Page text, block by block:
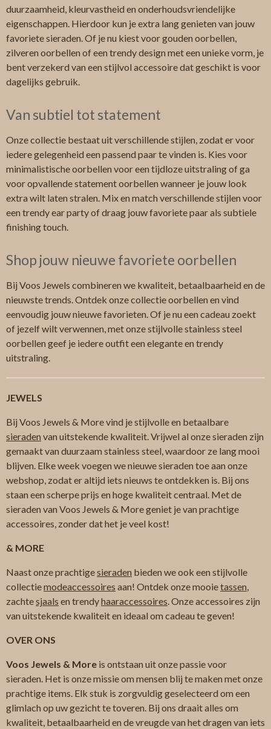
duurzaamheid, kleurvastheid en onderhoudsvriendelijke
eigenschappen. Hierdoor kun je extra lang genieten van jouw
favoriete sieraden. Of je nu kiest voor gouden oorbellen,
zilveren oorbellen of een trendy design met een unieke vorm, je
bent verzekerd van een stijlvol accessoire dat geschikt is voor
dagelijks gebruik.
Van subtiel tot statement
Onze collectie bestaat uit verschillende stijlen, zodat er voor
iedere gelegenheid een passend paar te vinden is. Kies voor
minimalistische oorbellen voor een tijdloze uitstraling of ga
voor opvallende statement oorbellen wanneer je jouw look
extra wilt laten stralen. Mix en match verschillende stijlen voor
een trendy ear party of draag jouw favoriete paar als subtiele
finishing touch.
Shop jouw nieuwe favoriete oorbellen
Bij Voos Jewels combineren we kwaliteit, betaalbaarheid en de
nieuwste trends. Ontdek onze collectie oorbellen en vind
eenvoudig jouw nieuwe favorieten. Of je nu een cadeau zoekt
of jezelf wilt verwennen, met onze stijlvolle stainless steel
oorbellen geef je iedere outfit een elegante en trendy
uitstraling.
JEWELS
Bij Voos Jewels & More vind je stijlvolle en betaalbare
sieraden van uitstekende kwaliteit. Vrijwel al onze sieraden zijn
gemaakt van duurzaam stainless steel, waardoor ze lang mooi
blijven. Elke week voegen we nieuwe sieraden toe aan onze
webshop, zodat er altijd iets nieuws te ontdekken is. Bij ons
staan een scherpe prijs en hoge kwaliteit centraal. Met de
sieraden van Voos Jewels & More geniet je van prachtige
accessoires, zonder dat het je veel kost!
& MORE
Naast onze prachtigesieraden bieden we ook een stijlvolle
collectiemodeaccessoires aan! Ontdek onze mooietassen,
zachtesjaals en trendyhaaraccessoires. Onze accessoires zijn
van uitstekende kwaliteit en ideaal om cadeau te geven!
OVER ONS
Voos Jewels & More is ontstaan uit onze passie voor
sieraden. Het is onze missie om mensen blij te maken met onze
prachtige items. Elk stuk is zorgvuldig geselecteerd om een
glimlach op uw gezicht te toveren. Bij ons draait alles om
kwaliteit, betaalbaarheid en de vreugde van het dragen van iets